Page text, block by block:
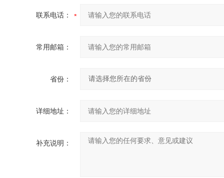
联系电话：
常用邮箱：
省份：
详细地址：
补充说明：